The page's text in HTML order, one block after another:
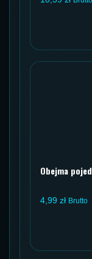
Obejma
4,99 zł Brutto